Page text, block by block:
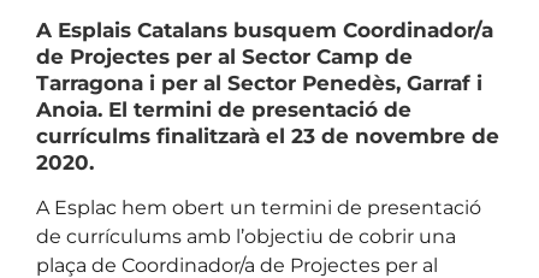
A Esplais Catalans busquem Coordinador/a
de Projectes per al Sector Camp de
Tarragona i per al Sector Penedès, Garraf i
Anoia. El termini de presentació de
currículms finalitzarà el 23 de novembre de
2020.
A Esplac hem obert un termini de presentació
de currículums amb l’objectiu de cobrir una
plaça de Coordinador/a de Projectes per al